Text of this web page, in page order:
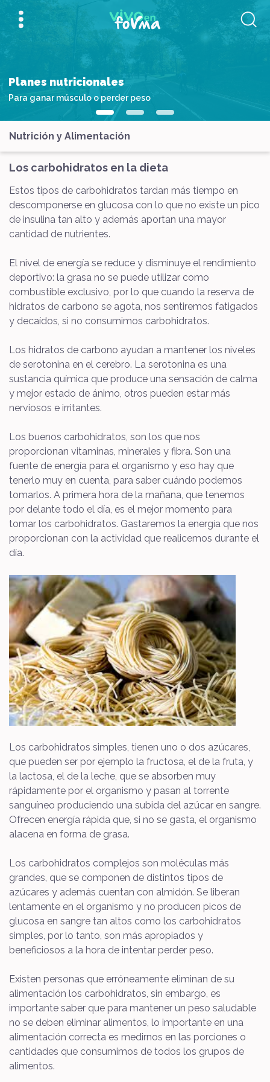
Planes nutricionales
Para ganar músculo o perder peso
Nutrición y Alimentación
Los carbohidratos en la dieta
Estos tipos de carbohidratos tardan más tiempo en
descomponerse en glucosa con lo que no existe un pico
de insulina tan alto y además aportan una mayor
cantidad de nutrientes.
El nivel de energía se reduce y disminuye el rendimiento
deportivo: la grasa no se puede utilizar como
combustible exclusivo, por lo que cuando la reserva de
hidratos de carbono se agota, nos sentiremos fatigados
y decaídos, si no consumimos carbohidratos.
Los hidratos de carbono ayudan a mantener los niveles
de serotonina en el cerebro. La serotonina es una
sustancia química que produce una sensación de calma
y mejor estado de ánimo, otros pueden estar más
nerviosos e irritantes.
Los buenos carbohidratos, son los que nos
proporcionan vitaminas, minerales y fibra. Son una
fuente de energía para el organismo y eso hay que
tenerlo muy en cuenta, para saber cuándo podemos
tomarlos. A primera hora de la mañana, que tenemos
por delante todo el día, es el mejor momento para
tomar los carbohidratos. Gastaremos la energía que nos
proporcionan con la actividad que realicemos durante el
día.
Los carbohidratos simples, tienen uno o dos azúcares,
que pueden ser por ejemplo la fructosa, el de la fruta, y
la lactosa, el de la leche, que se absorben muy
rápidamente por el organismo y pasan al torrente
sanguíneo produciendo una subida del azúcar en sangre.
Ofrecen energía rápida que, si no se gasta, el organismo
alacena en forma de grasa.
Los carbohidratos complejos son moléculas más
grandes, que se componen de distintos tipos de
azúcares y además cuentan con almidón. Se liberan
lentamente en el organismo y no producen picos de
glucosa en sangre tan altos como los carbohidratos
simples, por lo tanto, son más apropiados y
beneficiosos a la hora de intentar perder peso.
Existen personas que erróneamente eliminan de su
alimentación los carbohidratos, sin embargo, es
importante saber que para mantener un peso saludable
no se deben eliminar alimentos, lo importante en una
alimentación correcta es medirnos en las porciones o
cantidades que consumimos de todos los grupos de
alimentos.